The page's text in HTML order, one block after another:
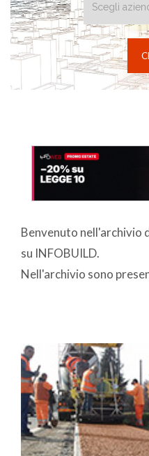
Benvenuto nell'archivio
su INFOBUILD.
Nell'archivio sono